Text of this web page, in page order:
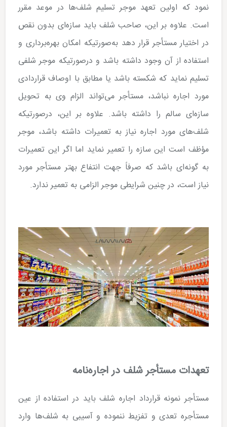
نمود که اولین تعهد موجر تسلیم شلف‌ها در موعد مقرر
است. علاوه بر این، صاحب شلف باید سازه‌ای بدون نقص
در اختیار مستأجر قرار دهد به‌صورتیکه امکان بهره‌برداری و
استفاده از آن وجود داشته باشد و درصورتیکه موجر شلفی
تسلیم نماید که شکسته باشد یا مطابق با اوصاف قراردادی
مورد اجاره نباشد، مستأجر می‌تواند الزام وی به تحویل
سازه‌ای سالم را داشته باشد. علاوه بر این، درصورتیکه
شلف‌های مورد اجاره نیاز به تعمیرات داشته باشد، موجر
مؤظف است این سازه را تعمیر نماید اما اگر این تعمیرات
به گونه‌ای باشد که صرفاً جهت انتفاع بهتر مستأجر مورد
نیاز است، در چنین شرایطی موجر الزامی به تعمیر ندارد.
تعهدات مستأجر شلف در اجاره‌نامه
مستأجر نمونه قرارداد اجاره شلف باید در استفاده از عین
مستأجره تعدی و تفزیط ننموده و آسیبی به شلف‌ها وارد